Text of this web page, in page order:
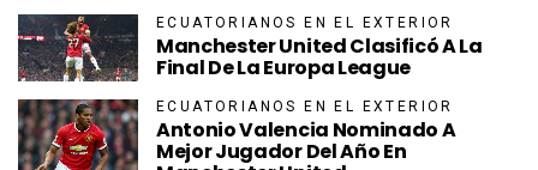
ECUATORIANOS EN EL EXTERIOR
Manchester United Clasificó A La
Final De La Europa League
ECUATORIANOS EN EL EXTERIOR
Antonio Valencia Nominado A
Mejor Jugador Del Año En